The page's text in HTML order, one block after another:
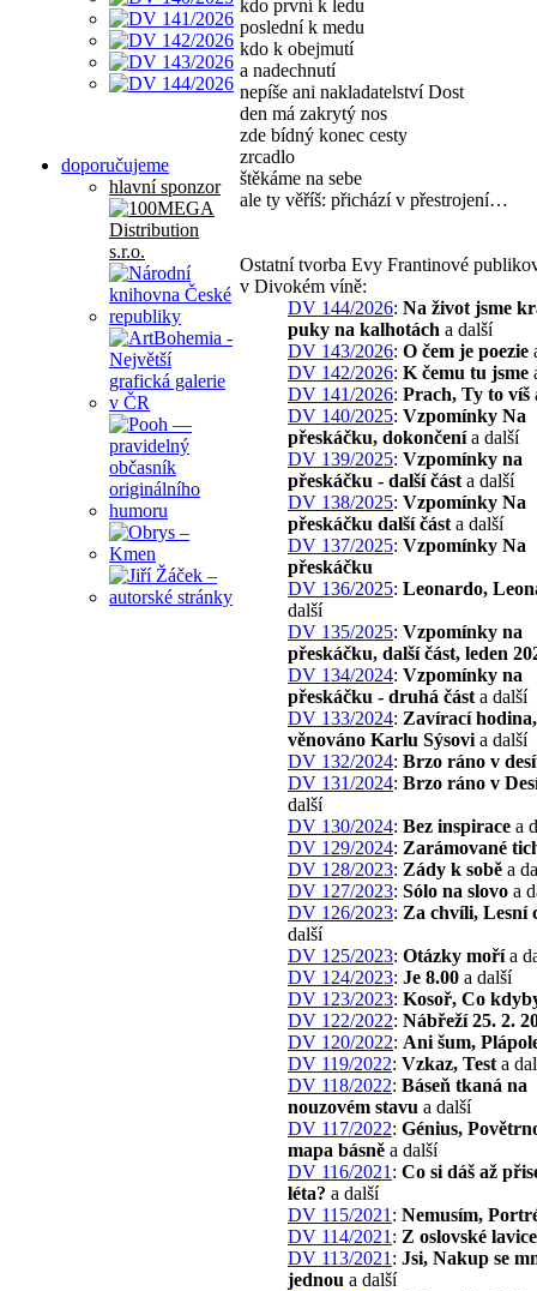
doporučujeme
hlavní sponzor
kdo první k ledu
poslední k medu
kdo k obejmutí
a nadechnutí
nepíše ani nakladatelství Dost
den má zakrytý nos
zde bídný konec cesty
zrcadlo
štěkáme na sebe
ale ty věříš: přichází v přestrojení…
Ostatní tvorba Evy Frantinové
v Divokém víně:
DV 144/2026: Na život jsme
puky na kalhotách a další
DV 143/2026: O čem je poezie
DV 142/2026: K čemu tu jsme
DV 141/2026: Prach, Ty to víš
DV 140/2025: Vzpomínky Na
přeskáčku, dokončenía další
DV 139/2025: Vzpomínky na
přeskáčku - další část a další
DV 138/2025: Vzpomínky Na
přeskáčku další část a další
DV 137/2025: Vzpomínky Na
přeskáčku
DV 136/2025: Leonardo,
další
DV 135/2025: Vzpomínky na
přeskáčku, další část, leden
DV 134/2024: Vzpomínky na
přeskáčku - druhá část a další
DV 133/2024: Zavírací hodina,
věnováno Karlu Sýsovi a další
DV 132/2024: Brzo ráno v
DV 131/2024: Brzo ráno v
další
DV 130/2024: Bez inspirace a
DV 129/2024: Zarámované
DV 128/2023: Zády k sobě a
DV 127/2023: Sólo na slovo a
DV 126/2023: Za chvíli, Lesní
další
DV 125/2023: Otázky mořía
DV 124/2023: Je 8.00 a další
DV 123/2023: Kosoř, Co
DV 122/2022: Nábřeží 25. 2.
DV 120/2022: Ani šum,
DV 119/2022: Vzkaz, Test a
DV 118/2022: Báseň tkaná na
nouzovém stavu a další
DV 117/2022: Génius,
mapa básně a další
DV 116/2021 : Co si dáš až
léta? a další
DV 115/2021 : Nemusím,
DV 114/2021 : Z oslovské lavice
DV 113/2021 : Jsi, Nakup se
jednou a další